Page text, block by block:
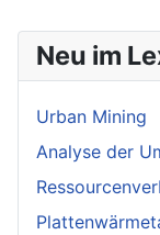
Neu im
Urban Mining
Analyse der